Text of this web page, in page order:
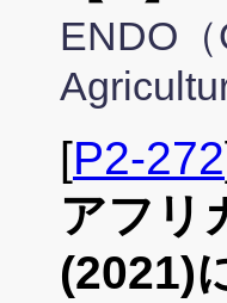
ENDO
[P2-272
アフリ
(2021)